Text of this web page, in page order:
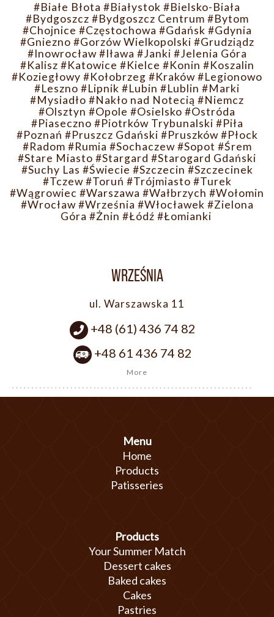
#Białe Błota #Białystok #Bielsko-Biała
#Bydgoszcz #Bydgoszcz Centrum #Bytom
#Chojnice #Częstochowa #Gdańsk #Gdynia
#Gniezno #Gorzów Wielkopolski #Grudziądz
#Inowrocław #Iława #Janki #Jelenia Góra
#Kalisz #Katowice #Kielce #Konin #Koszalin
#Koziegłowy #Kołobrzeg #Kraków#Legionowo
#Leszno #Lipnik #Lubin #Lublin #Marki
#Mysiadło #Nakło nad Notecią #Niemcz
#Olsztyn #Opole #Osielsko #Ostróda
#Piaseczno #Piotrków Trybunalski #Piła
#Poznań #Pruszcz Gdański #Pruszków #Płock
#Radom #Rumia #Sochaczew #Sopot #Śrem
#Stare Miasto #Stargard #Starogard Gdański
#Suchy Las #Świecie #Szczecin #Szczecinek
#Tczew #Toruń #Trójmiasto #Turek
#Wągrowiec #Warszawa #Wałbrzych #Wołomin
#Wrocław #Września #Włocławek #Zielona
Góra #Żnin #Łódź #Łomianki
WRZEŚNIA
ul. Warszawska 11
+48 (61) 436 74 82
+48 61 436 74 82
More
Menu
Home
Products
Patisseries
Products
Your Summer Match
Dessert cakes
Baked cakes
Cakes
Pastries